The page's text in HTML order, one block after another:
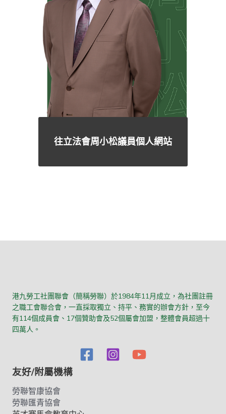
往立法會周小松議員個人網站
港九勞工社團聯會（簡稱勞聯）於1984年11月成立，為社團註冊
之職工會聯合會，一直採取獨立、持平、務實的辦會方針，至今
有114個成員會、17個贊助會及52個屬會加盟，整體會員超過十
四萬人。
友好/附屬機構
勞聯智康協會
勞聯匯青協會